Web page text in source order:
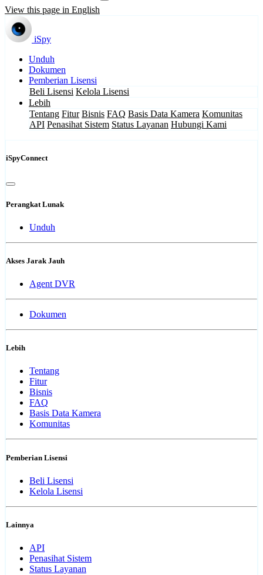
View this page in English
iSpy
Unduh
Dokumen
Pemberian Lisensi
Beli Lisensi Kelola Lisensi
Lebih
Tentang Fitur Bisnis FAQ Basis Data Kamera Komunitas
API Penasihat Sistem Status Layanan Hubungi Kami
iSpyConnect
Perangkat Lunak
Unduh
Akses Jarak Jauh
Agent DVR
Dokumen
Lebih
Tentang
Fitur
Bisnis
FAQ
Basis Data Kamera
Komunitas
Pemberian Lisensi
Beli Lisensi
Kelola Lisensi
Lainnya
API
Penasihat Sistem
Status Layanan